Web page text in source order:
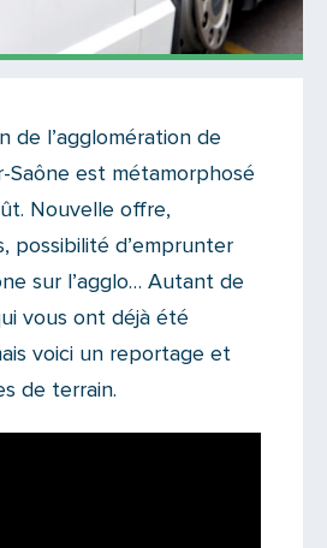
sur cet article
de l’agglomération de
Saône est métamorphosé
Nouvelle offre,
possibilité d’emprunter
sur l’agglo… Autant de
vous ont déjà été
voici un reportage et
de terrain.